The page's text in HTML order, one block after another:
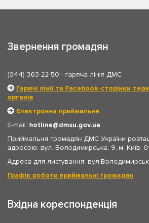
Звернення громадян
(044) 363-22-50 - гаряча лінія ДМС
Гарячі лінії та Facebook-сторінки
органів
Електронна приймальня
E-mail: hotline
dmsu.gov.ua
Приймальня громадян ДМС України
адресою: вул. Володимирська, 9, м. Київ,
Адреса для листування:
Графік роботи приймальні громадян
Вхідна кореспонденція